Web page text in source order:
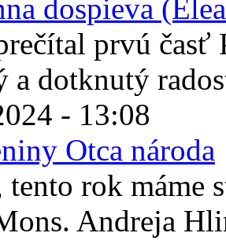
dospieva
prvú časť
a dotknutý
- 13:08
Otca národa
rok máme
Andreja